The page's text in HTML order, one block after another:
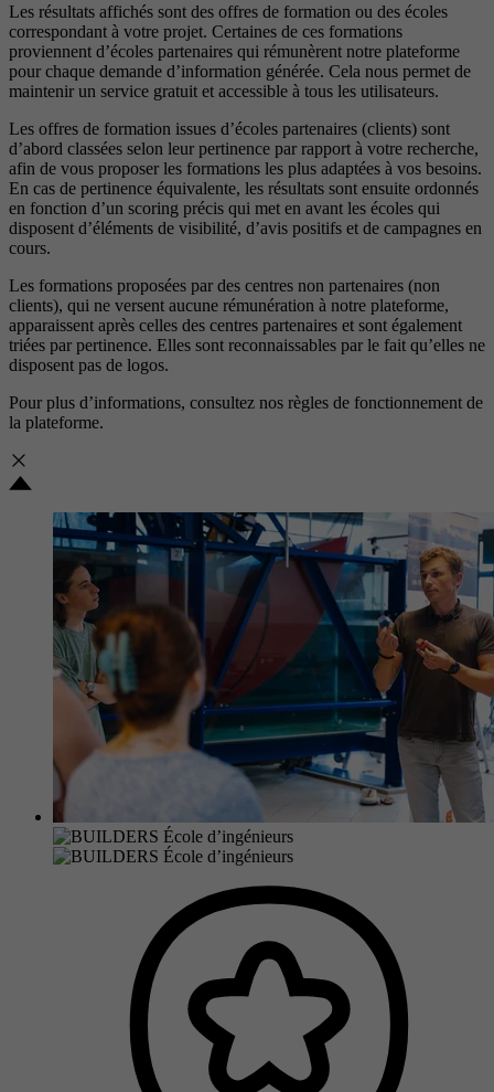
Les résultats affichés sont des offres de formation ou des écoles
correspondant à votre projet. Certaines de ces formations
proviennent d’écoles partenaires qui rémunèrent notre plateforme
pour chaque demande d’information générée. Cela nous permet de
maintenir un service gratuit et accessible à tous les utilisateurs.
Les offres de formation issues d’écoles partenaires (clients) sont
d’abord classées selon leur pertinence par rapport à votre recherche,
afin de vous proposer les formations les plus adaptées à vos besoins.
En cas de pertinence équivalente, les résultats sont ensuite ordonnés
en fonction d’un scoring précis qui met en avant les écoles qui
disposent d’éléments de visibilité, d’avis positifs et de campagnes en
cours.
Les formations proposées par des centres non partenaires (non
clients), qui ne versent aucune rémunération à notre plateforme,
apparaissent après celles des centres partenaires et sont également
triées par pertinence. Elles sont reconnaissables par le fait qu’elles ne
disposent pas de logos.
Pour plus d’informations, consultez nos règles de fonctionnement de
la plateforme.